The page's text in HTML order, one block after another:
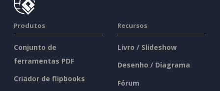
Produtos
Conjunto de
ferramentas PDF
Criador de flipbooks
Recursos
Livro / Slideshow
Desenho / Diagrama
Fórum